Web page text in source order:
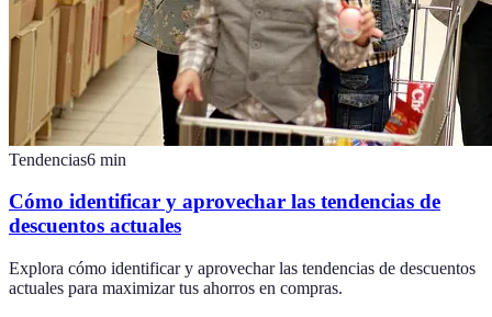
Tendencias6 min
Cómo identificar y aprovechar las tendencias de
descuentos actuales
Explora cómo identificar y aprovechar las tendencias de descuentos
actuales para maximizar tus ahorros en compras.